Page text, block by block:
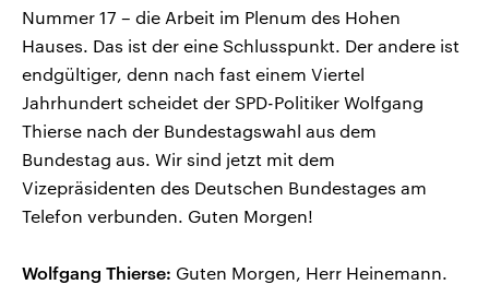
Nummer 17 – die Arbeit im Plenum des Hohen
Hauses. Das ist der eine Schlusspunkt. Der andere ist
endgültiger, denn nach fast einem Viertel
Jahrhundert scheidet der SPD-Politiker Wolfgang
Thierse nach der Bundestagswahl aus dem
Bundestag aus. Wir sind jetzt mit dem
Vizepräsidenten des Deutschen Bundestages am
Telefon verbunden. Guten Morgen!
Wolfgang Thierse: Guten Morgen, Herr Heinemann.